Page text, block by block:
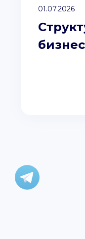
01.07.2026